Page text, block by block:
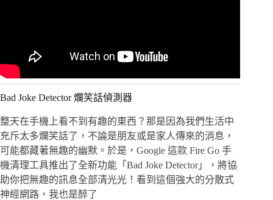
Bad Joke Detector 爛笑話偵測器
整天在手機上看不到有趣的東西？那是因為我們生活中
充斥太多爛笑話了，不論是朋友或是家人傳來的消息，
可能都藏著無趣的幽默。於是，Google 這款 Fire Go 手
機清理工具推出了全新功能「Bad Joke Detector」，將協
助你把無趣的訊息全部清光光！看到這個強大的分散式
神經網路，我也是醉了